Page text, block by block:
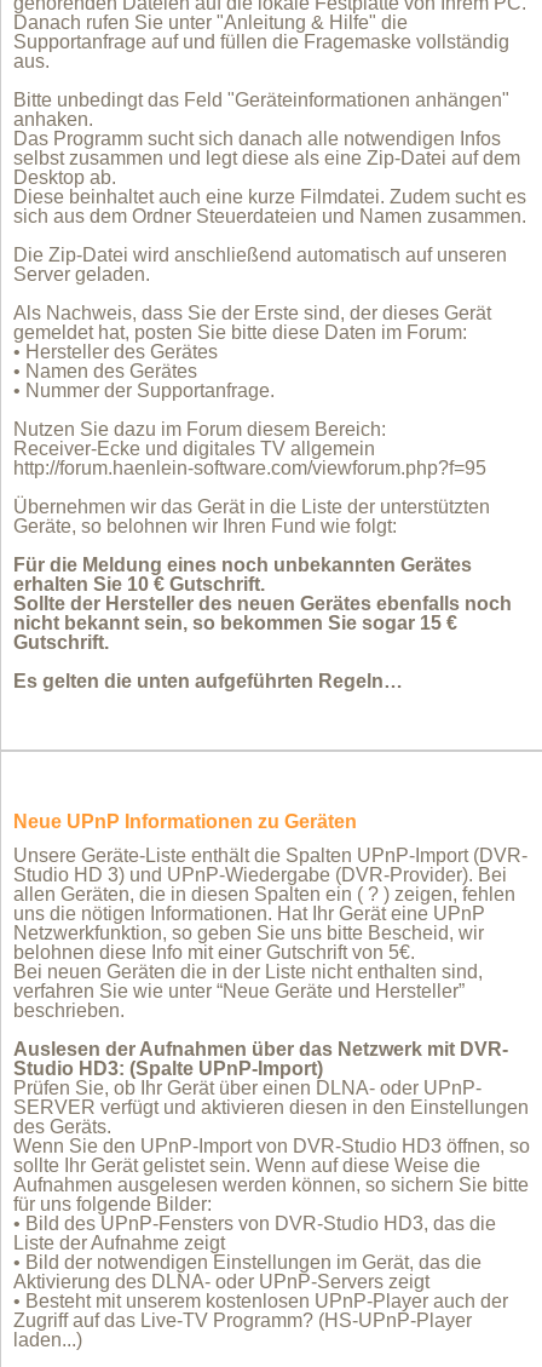
Danach rufen Sie unter "Anleitung & Hilfe" die
Supportanfrage auf und füllen die Fragemaske vollständig
aus.
Bitte unbedingt das Feld "Geräteinformationen anhängen"
anhaken.
Das Programm sucht sich danach alle notwendigen Infos
selbst zusammen und legt diese als eine Zip-Datei auf dem
Desktop ab.
Diese beinhaltet auch eine kurze Filmdatei. Zudem sucht es
sich aus dem Ordner Steuerdateien und Namen zusammen.
Die Zip-Datei wird anschließend automatisch auf unseren
Server geladen.
Als Nachweis, dass Sie der Erste sind, der dieses Gerät
gemeldet hat, posten Sie bitte diese Daten im Forum:
• Hersteller des Gerätes
• Namen des Gerätes
• Nummer der Supportanfrage.
Nutzen Sie dazu im Forum diesem Bereich:
Receiver-Ecke und digitales TV allgemein
http://forum.haenlein-software.com/viewforum.php?f=95
Übernehmen wir das Gerät in die Liste der unterstützten
Geräte, so belohnen wir Ihren Fund wie folgt:
Für die Meldung eines noch unbekannten Gerätes
erhalten Sie 10 € Gutschrift.
Sollte der Hersteller des neuen Gerätes ebenfalls noch
nicht bekannt sein, so bekommen Sie sogar 15 €
Gutschrift.
Es gelten die unten aufgeführten Regeln…
Neue UPnP Informationen zu Geräten
Unsere Geräte-Liste enthält die Spalten UPnP-Import (DVR-
Studio HD 3) und UPnP-Wiedergabe (DVR-Provider). Bei
allen Geräten, die in diesen Spalten ein ( ? ) zeigen, fehlen
uns die nötigen Informationen. Hat Ihr Gerät eine UPnP
Netzwerkfunktion, so geben Sie uns bitte Bescheid, wir
belohnen diese Info mit einer Gutschrift von 5€.
Bei neuen Geräten die in der Liste nicht enthalten sind,
verfahren Sie wie unter “Neue Geräte und Hersteller”
beschrieben.
Auslesen der Aufnahmen über das Netzwerk mit DVR-
Studio HD3: (Spalte UPnP-Import)
Prüfen Sie, ob Ihr Gerät über einen DLNA- oder UPnP-
SERVER verfügt und aktivieren diesen in den Einstellungen
des Geräts.
Wenn Sie den UPnP-Import von DVR-Studio HD3 öffnen, so
sollte Ihr Gerät gelistet sein. Wenn auf diese Weise die
Aufnahmen ausgelesen werden können, so sichern Sie bitte
für uns folgende Bilder:
• Bild des UPnP-Fensters von DVR-Studio HD3, das die
Liste der Aufnahme zeigt
• Bild der notwendigen Einstellungen im Gerät, das die
Aktivierung des DLNA- oder UPnP-Servers zeigt
• Besteht mit unserem kostenlosen UPnP-Player auch der
Zugriff auf das Live-TV Programm? (HS-UPnP-Player
laden...)